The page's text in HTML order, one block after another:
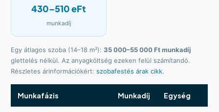
430–510 eFt
munkadíj
Egy átlagos szoba (14–18 m²):35 000–55 000 Ft munkadíj
glettelés nélkül. Az anyagköltség ezeken felül számítandó.
Részletes árinformációkért:szobafestés árak cikk.
Munkafázis Munkadíj Egység